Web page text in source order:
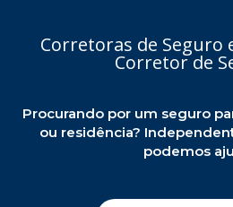
Corretoras de Seguro
Corretor de
Procurando por um seguro
ou residência?
podemos